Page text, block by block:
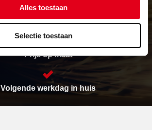
Alles toestaan
Selectie toestaan
Vrijwel alles op voorraad
Prijs op maat
Volgende werkdag in huis